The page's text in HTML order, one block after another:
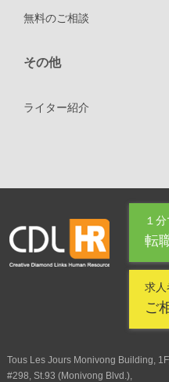
無料のご相談
その他
ライター紹介
１
転
求人
ご
Tous Les Jours Monivong Building, 1F,
#298, St.93 (Monivong Blvd.),